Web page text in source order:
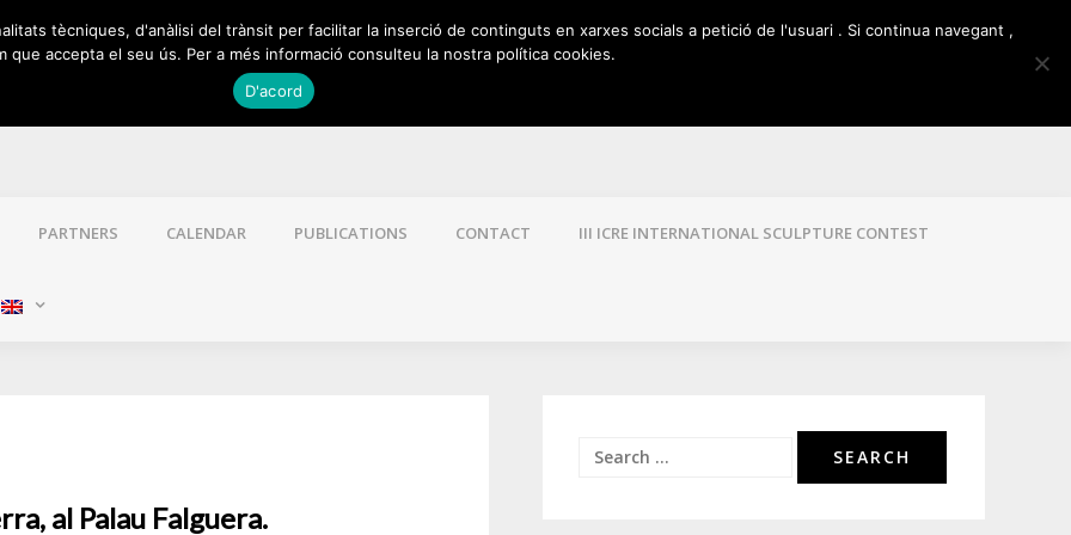
PARTNERS CALENDAR PUBLICATIONS CONTACT III ICRE INTERNATIONAL SCULPTURE CONTEST
al Palau Falguera.
Search
tècniques, d'anàlisi del trànsit per facilitar la inserció de continguts en xarxes socials a petició de l'usuari . Si continua navegant ,
que accepta el seu ús. Per a més informació consulteu la nostra política cookies.
D'acord